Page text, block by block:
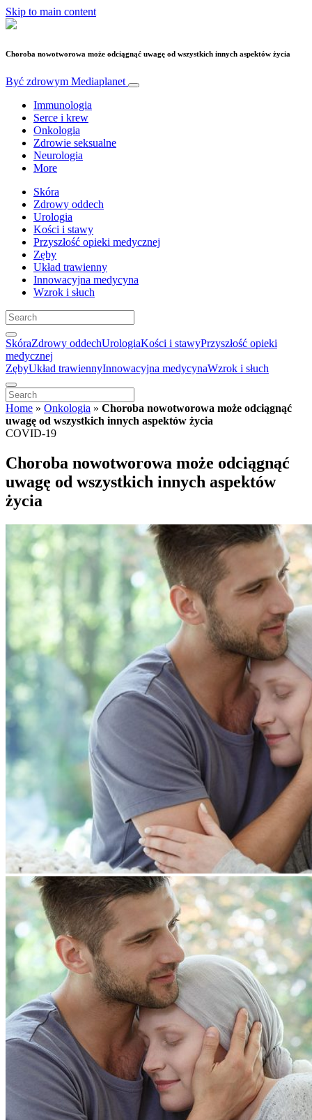
Skip to main content
Choroba nowotworowa może odciągnąć uwagę od wszystkich innych aspektów życia
Być zdrowym Mediaplanet
Immunologia
Serce i krew
Onkologia
Zdrowie seksualne
Neurologia
More
Skóra
Zdrowy oddech
Urologia
Kości i stawy
Przyszłość opieki medycznej
Zęby
Układ trawienny
Innowacyjna medycyna
Wzrok i słuch
SkóraZdrowy oddechUrologiaKości i stawyPrzyszłość opieki
medycznej
ZębyUkład trawiennyInnowacyjna medycynaWzrok i słuch
Home » Onkologia » Choroba nowotworowa może odciągnąć
uwagę od wszystkich innych aspektów życia
COVID-19
Choroba nowotworowa może odciągnąć
uwagę od wszystkich innych aspektów
życia